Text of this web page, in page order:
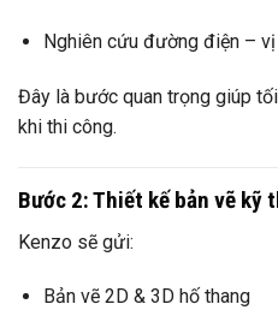
Nghiên cứu đường điện –
Đây là bước quan trọng giúp
khi thi công.
Bước 2: Thiết kế bản vẽ kỹ
Kenzo sẽ gửi:
Bản vẽ 2D & 3D hố thang